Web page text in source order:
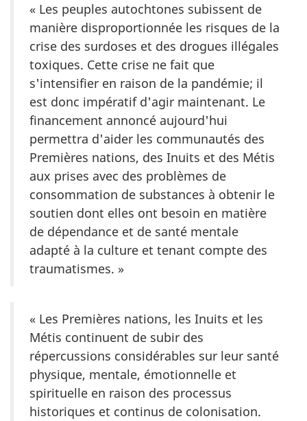
« Les peuples autochtones subissent de
manière disproportionnée les risques de la
crise des surdoses et des drogues illégales
toxiques. Cette crise ne fait que
s'intensifier en raison de la pandémie; il
est donc impératif d'agir maintenant. Le
financement annoncé aujourd'hui
permettra d'aider les communautés des
Premières nations, des Inuits et des Métis
aux prises avec des problèmes de
consommation de substances à obtenir le
soutien dont elles ont besoin en matière
de dépendance et de santé mentale
adapté à la culture et tenant compte des
traumatismes. »
« Les Premières nations, les Inuits et les
Métis continuent de subir des
répercussions considérables sur leur santé
physique, mentale, émotionnelle et
spirituelle en raison des processus
historiques et continus de colonisation.